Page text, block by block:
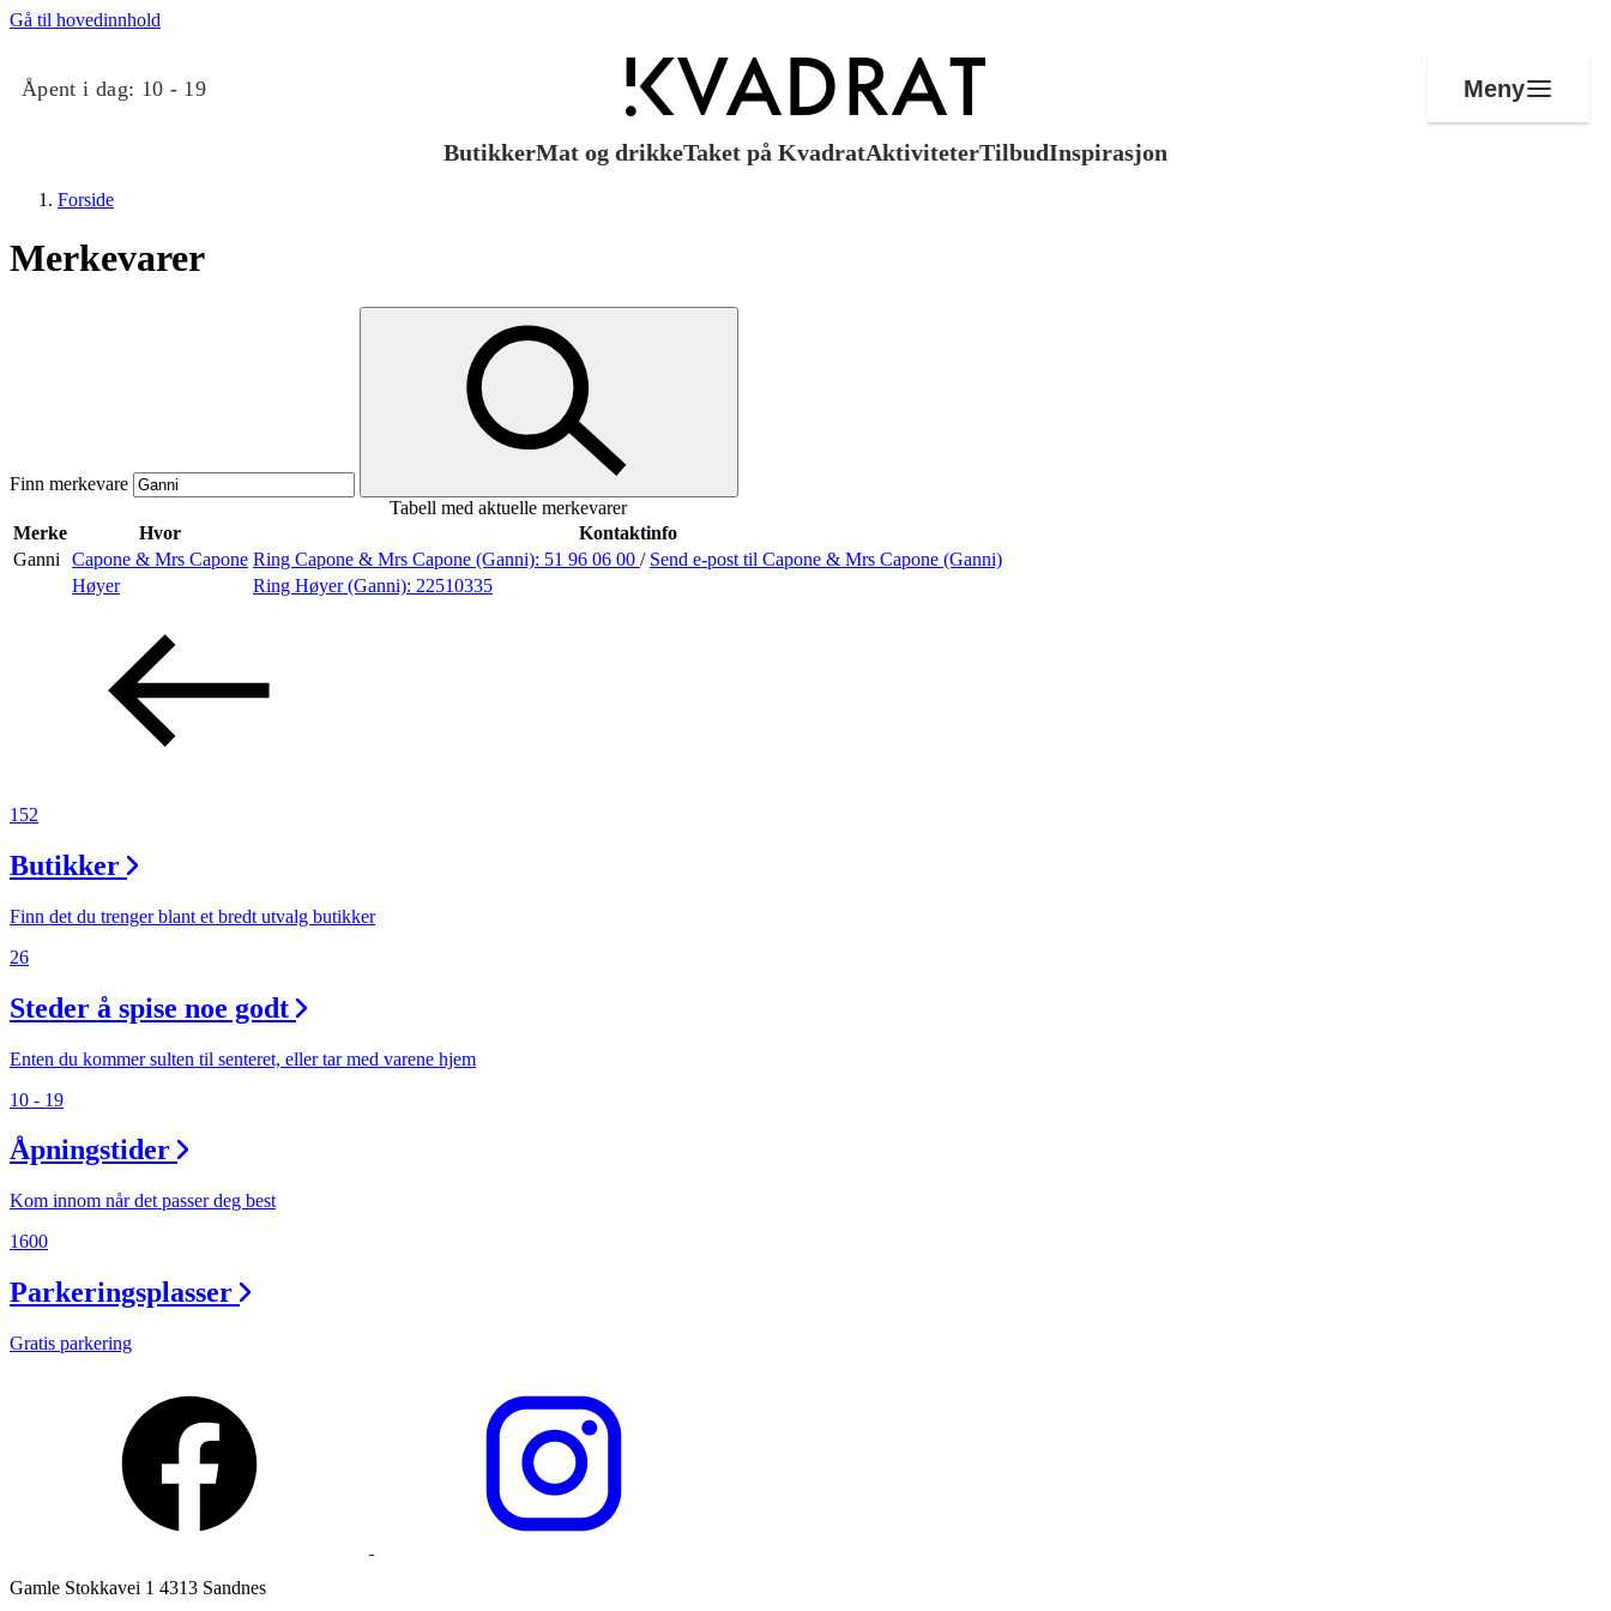
Gå til hovedinnhold
Åpent i dag: 10 - 19 Meny
ButikkerMat og drikkeTaket på KvadratAktiviteterTilbudInspirasjon
Mat og drikke
Taket på Kvadrat
Aktiviteter
Tilbud
Inspirasjon
Søk
Forside
Merkevarer
Finn merkevare
Tabell med aktuelle merkevarer
Merke
Hvor
Kontaktinfo
Ganni
Capone & Mrs Capone Ring Capone & Mrs Capone (Ganni): 51 96 06 00 / Send e-post til Capone & Mrs Capone (Ganni)
Høyer
Ring Høyer (Ganni): 22510335
152
Butikker
Finn det du trenger blant et bredt utvalg butikker
26
Steder å spise noe godt
Enten du kommer sulten til senteret, eller tar med varene hjem
10 - 19
Åpningstider
Kom innom når det passer deg best
1600
Parkeringsplasser
Gratis parkering
Gamle Stokkavei 1 4313 Sandnes